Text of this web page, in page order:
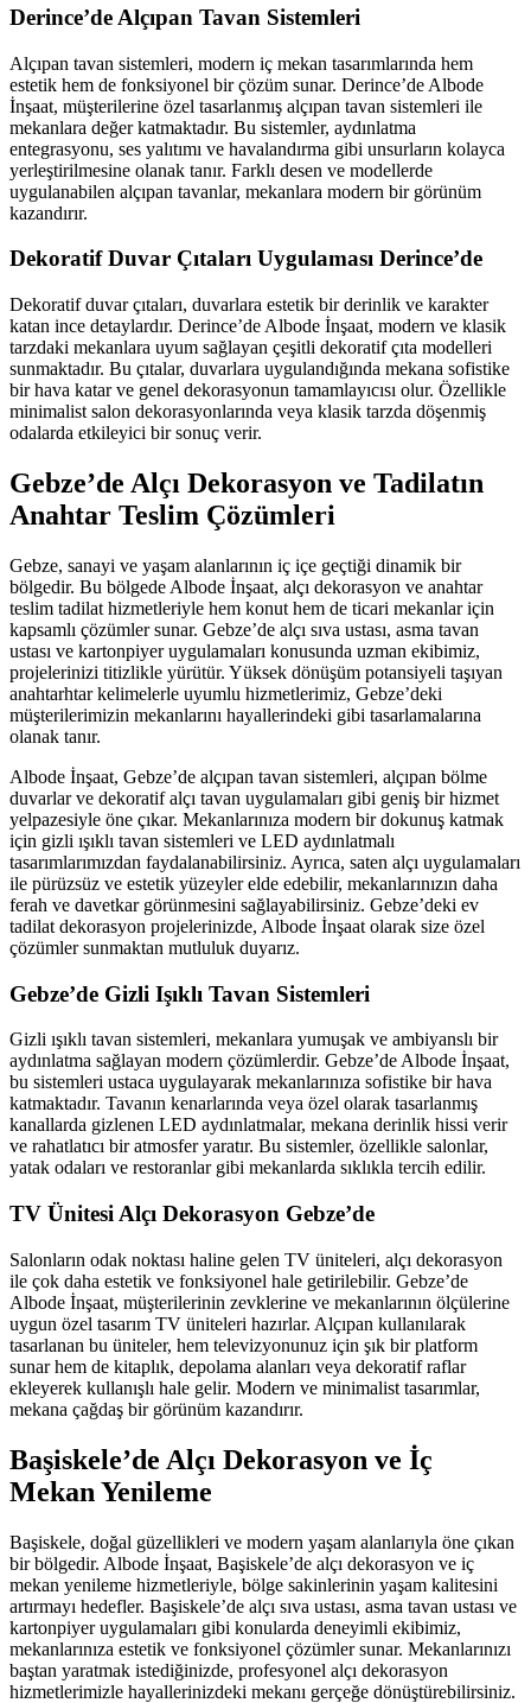
Derince’de Alçıpan Tavan Sistemleri
Alçıpan tavan sistemleri, modern iç mekan tasarımlarında hem
estetik hem de fonksiyonel bir çözüm sunar. Derince’de Albode
İnşaat, müşterilerine özel tasarlanmış alçıpan tavan sistemleri ile
mekanlara değer katmaktadır. Bu sistemler, aydınlatma
entegrasyonu, ses yalıtımı ve havalandırma gibi unsurların kolayca
yerleştirilmesine olanak tanır. Farklı desen ve modellerde
uygulanabilen alçıpan tavanlar, mekanlara modern bir görünüm
kazandırır.
Dekoratif Duvar Çıtaları Uygulaması Derince’de
Dekoratif duvar çıtaları, duvarlara estetik bir derinlik ve karakter
katan ince detaylardır. Derince’de Albode İnşaat, modern ve klasik
tarzdaki mekanlara uyum sağlayan çeşitli dekoratif çıta modelleri
sunmaktadır. Bu çıtalar, duvarlara uygulandığında mekana sofistike
bir hava katar ve genel dekorasyonun tamamlayıcısı olur. Özellikle
minimalist salon dekorasyonlarında veya klasik tarzda döşenmiş
odalarda etkileyici bir sonuç verir.
Gebze’de Alçı Dekorasyon ve Tadilatın
Anahtar Teslim Çözümleri
Gebze, sanayi ve yaşam alanlarının iç içe geçtiği dinamik bir
bölgedir. Bu bölgede Albode İnşaat, alçı dekorasyon ve anahtar
teslim tadilat hizmetleriyle hem konut hem de ticari mekanlar için
kapsamlı çözümler sunar. Gebze’de alçı sıva ustası, asma tavan
ustası ve kartonpiyer uygulamaları konusunda uzman ekibimiz,
projelerinizi titizlikle yürütür. Yüksek dönüşüm potansiyeli taşıyan
anahtarhtar kelimelerle uyumlu hizmetlerimiz, Gebze’deki
müşterilerimizin mekanlarını hayallerindeki gibi tasarlamalarına
olanak tanır.
Albode İnşaat, Gebze’de alçıpan tavan sistemleri, alçıpan bölme
duvarlar ve dekoratif alçı tavan uygulamaları gibi geniş bir hizmet
yelpazesiyle öne çıkar. Mekanlarınıza modern bir dokunuş katmak
için gizli ışıklı tavan sistemleri ve LED aydınlatmalı
tasarımlarımızdan faydalanabilirsiniz. Ayrıca, saten alçı uygulamaları
ile pürüzsüz ve estetik yüzeyler elde edebilir, mekanlarınızın daha
ferah ve davetkar görünmesini sağlayabilirsiniz. Gebze’deki ev
tadilat dekorasyon projelerinizde, Albode İnşaat olarak size özel
çözümler sunmaktan mutluluk duyarız.
Gebze’de Gizli Işıklı Tavan Sistemleri
Gizli ışıklı tavan sistemleri, mekanlara yumuşak ve ambiyanslı bir
aydınlatma sağlayan modern çözümlerdir. Gebze’de Albode İnşaat,
bu sistemleri ustaca uygulayarak mekanlarınıza sofistike bir hava
katmaktadır. Tavanın kenarlarında veya özel olarak tasarlanmış
kanallarda gizlenen LED aydınlatmalar, mekana derinlik hissi verir
ve rahatlatıcı bir atmosfer yaratır. Bu sistemler, özellikle salonlar,
yatak odaları ve restoranlar gibi mekanlarda sıklıkla tercih edilir.
TV Ünitesi Alçı Dekorasyon Gebze’de
Salonların odak noktası haline gelen TV üniteleri, alçı dekorasyon
ile çok daha estetik ve fonksiyonel hale getirilebilir. Gebze’de
Albode İnşaat, müşterilerinin zevklerine ve mekanlarının ölçülerine
uygun özel tasarım TV üniteleri hazırlar. Alçıpan kullanılarak
tasarlanan bu üniteler, hem televizyonunuz için şık bir platform
sunar hem de kitaplık, depolama alanları veya dekoratif raflar
ekleyerek kullanışlı hale gelir. Modern ve minimalist tasarımlar,
mekana çağdaş bir görünüm kazandırır.
Başiskele’de Alçı Dekorasyon ve İç
Mekan Yenileme
Başiskele, doğal güzellikleri ve modern yaşam alanlarıyla öne çıkan
bir bölgedir. Albode İnşaat, Başiskele’de alçı dekorasyon ve iç
mekan yenileme hizmetleriyle, bölge sakinlerinin yaşam kalitesini
artırmayı hedefler. Başiskele’de alçı sıva ustası, asma tavan ustası ve
kartonpiyer uygulamaları gibi konularda deneyimli ekibimiz,
mekanlarınıza estetik ve fonksiyonel çözümler sunar. Mekanlarınızı
baştan yaratmak istediğinizde, profesyonel alçı dekorasyon
hizmetlerimizle hayallerinizdeki mekanı gerçeğe dönüştürebilirsiniz.